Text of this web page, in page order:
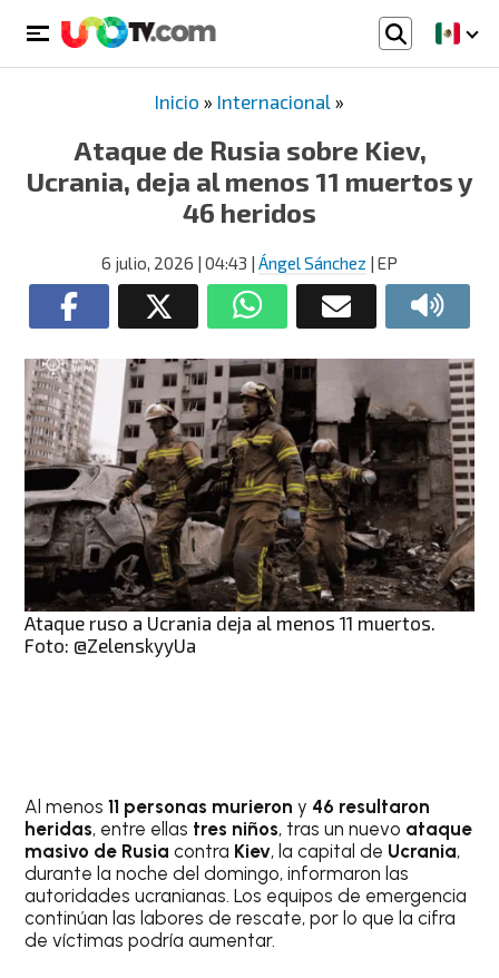
Inicio » Internacional »
Ataque de Rusia sobre Kiev,
Ucrania, deja al menos 11 muertos y
46 heridos
6 julio, 2026 | 04:43 | Ángel Sánchez | EP
Ataque ruso a Ucrania deja al menos 11 muertos.
Foto: @ZelenskyyUa
Al menos11 personas murieron y 46 resultaron
heridas, entre ellas tres niños, tras un nuevo ataque
masivo de Rusia contra Kiev, la capital de Ucrania,
durante la noche del domingo, informaron las
autoridades ucranianas. Los equipos de emergencia
continúan las labores de rescate, por lo que la cifra
de víctimas podría aumentar.